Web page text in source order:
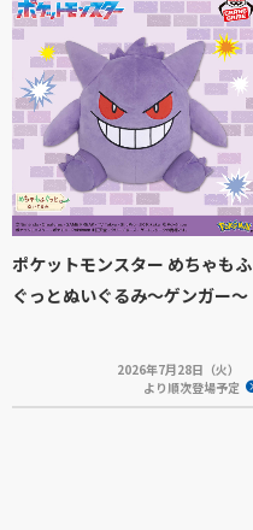
ポケットモンスター めちゃもふ
ぐっとぬいぐるみ～ゲンガー～
2026年7月28日（火）
より順次登場予定